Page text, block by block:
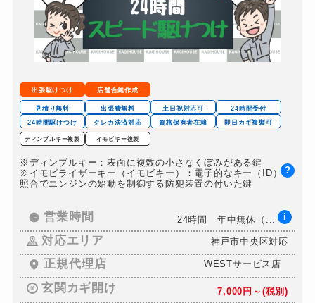
ドアノブカギ交換 別途お見積り
出張駆けつけ 店舗合鍵作成
見積り無料 出張費無料 土日祝対応可
24時間受付
24時間駆けつけ
クレカ決済対応 資格保有者在籍 即日カギ複製可
ディンプルキー複製 イモビキー複製
※ディンプルキー：表面に複数の小さなくぼみがある鍵
※イモビライザーキー（イモビキー）：電子的なキー（ID）の
照合でエンジンの始動を制御する防犯装置の付いた鍵
営業時間 24時間 年中無休（... i
対応エリア 神戸市中央区対応
正規代理店 WESTサービス店
?
玄関カギ開け 7,000円～(税別)